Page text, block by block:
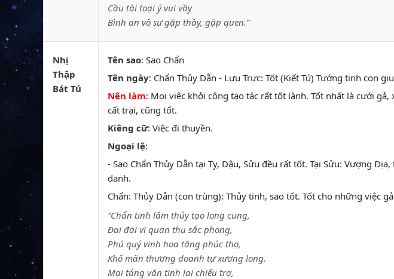
Cầu tài toại ý vui vầy
Bình an vô sự gặp thầy, gặp quen.”
Nhị
Thập
Bát Tú
Tên sao: Sao Chẩn
Tên ngày: Chẩn Thủy Dẫn - Lưu Trực: Tốt (Kiết Tú) Tướng tinh con
Nên làm: Mọi việc khởi công tạo tác rất tốt lành. Tốt nhất là cưới
cất trại, cũng tốt.
Kiêng cữ: Việc đi thuyền.
Ngoại lệ:
- Sao Chẩn Thủy Dẫn tại Tỵ, Dậu, Sửu đều rất tốt. Tại Sửu: Vượng
danh.
Chẩn: Thủy Dẫn (con trùng): Thủy tinh, sao tốt. Tốt cho những việc
“Chẩn tinh lâm thủy tạo long cung,
Đại đại vi quan thụ sắc phong,
Phú quý vinh hoa tăng phúc thọ,
Khố mãn thương doanh tự xương long.
Mai táng văn tinh lai chiếu trợ,